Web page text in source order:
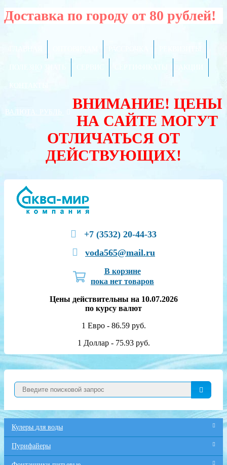
Доставка по городу от 80 рублей!
ВАЛЮТА:
ВНИМАНИЕ! ЦЕНЫ
НА САЙТЕ МОГУТ
ОТЛИЧАТЬСЯ ОТ
ДЕЙСТВУЮЩИХ!
+7 (3532) 20-44-33
voda565@mail.ru
В корзине
пока нет товаров
Цены действительны на 10.07.2026
по курсу валют
1 Евро - 86.59 руб.
1 Доллар - 75.93 руб.
Кулеры для воды
Пурифайеры